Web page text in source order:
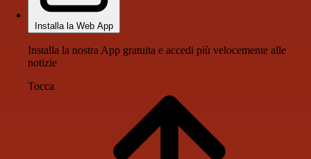
Installa la Web App
Installa la nostra App gratuita e accedi più velocemente alle
notizie
Tocca